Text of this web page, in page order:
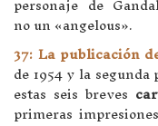
no un «angelous».
37: La publicación
de 1954 y la
estas seis breves
primeras